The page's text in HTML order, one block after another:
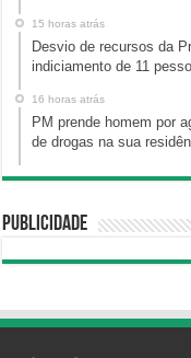
15 horas atrás
Desvio de recursos da
indiciamento de 11
16 horas atrás
PM prende homem por
de drogas na sua
Publicidade